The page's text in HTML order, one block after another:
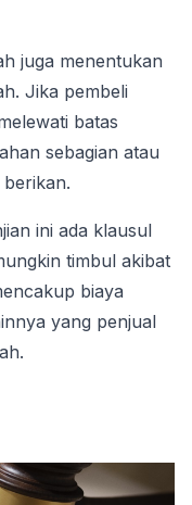
juga menentukan
Jika pembeli
batas
sebagian atau
ini ada klausul
timbul akibat
biaya
yang penjual